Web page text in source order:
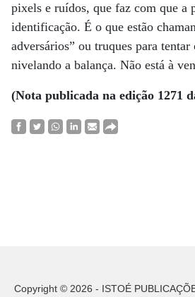
pixels e ruídos, que faz com que a
identificação. É o que estão
adversários” ou truques para
nivelando a balança. Não está à
(Nota publicada na edição 1271
Copyright © 2026 - ISTOÉ